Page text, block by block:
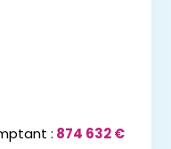
: 874 632 €